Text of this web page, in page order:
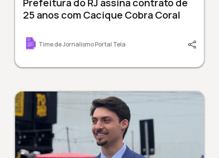
25 anos com Cacique Cobra Coral
Time de Jornalismo Portal Tela